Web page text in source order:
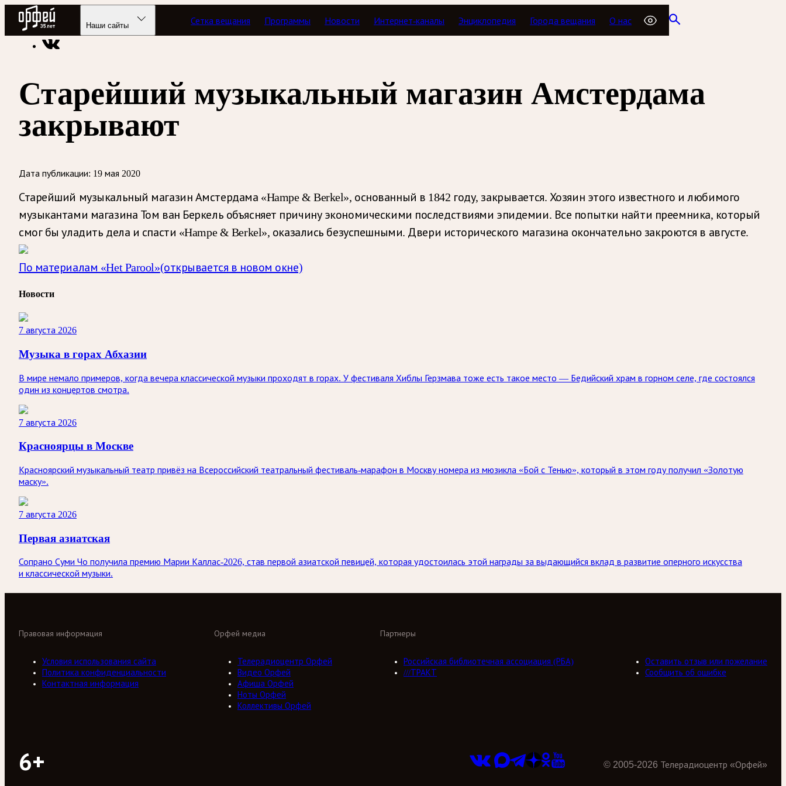
Радио Орфей
Наши сайты Сетка вещания Программы Новости Интернет-каналы Энциклопедия Города вещания О нас
Радио классической музыки «Орфей» Новости
Старейший музыкальный магазин Амстердама
закрывают
Дата публикации: 19 мая 2020
Старейший музыкальный магазин Амстердама «Hampe & Berkel», основанный в 1842 году, закрывается. Хозяин этого известного и любимого
музыкантами магазина Том ван Беркель объясняет причину экономическими последствиями эпидемии. Все попытки найти преемника, который
смог бы уладить дела и спасти «Hampe & Berkel», оказались безуспешными. Двери исторического магазина окончательно закроются в августе.
По материалам «Het Parool»(открывается в новом окне)
Новости
7 августа 2026
Музыка в горах Абхазии
В мире немало примеров, когда вечера классической музыки проходят в горах. У фестиваля Хиблы Герзмава тоже есть такое место — Бедийский храм в горном селе, где состоялся
один из концертов смотра.
7 августа 2026
Красноярцы в Москве
Красноярский музыкальный театр привёз на Всероссийский театральный фестиваль-марафон в Москву номера из мюзикла «Бой с Тенью», который в этом году получил «Золотую
маску».
7 августа 2026
Первая азиатская
Сопрано Суми Чо получила премию Марии Каллас-2026, став первой азиатской певицей, которая удостоилась этой награды за выдающийся вклад в развитие оперного искусства
и классической музыки.
Орфей медиа
Телерадиоцентр Орфей
Видео Орфей
Афиша Орфей
Ноты Орфей
Коллективы Орфей
Партнеры
Российская библиотечная ассоциация (РБА)
///ТРАКТ
Правовая информация
Условия использования сайта
Политика конфиденциальности
Контактная информация
Оставить отзыв или пожелание
Сообщить об ошибке
6+ © 2005-2026 Телерадиоцентр «Орфей»